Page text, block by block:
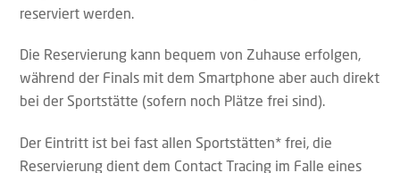
reserviert werden.
Die Reservierung kann bequem von Zuhause erfolgen,
während der Finals mit dem Smartphone aber auch direkt
bei der Sportstätte (sofern noch Plätze frei sind).
Der Eintritt ist bei fast allen Sportstätten* frei, die
Reservierung dient dem Contact Tracing im Falle eines